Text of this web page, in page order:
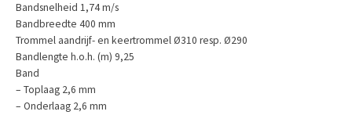
Bandsnelheid 1,74 m/s
Bandbreedte 400 mm
Trommel aandrijf- en keertrommel Ø310 resp. Ø290
Bandlengte h.o.h. (m) 9,25
Band
– Toplaag 2,6 mm
– Onderlaag 2,6 mm